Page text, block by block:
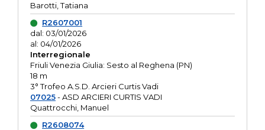
Barotti, Tatiana
R2607001
dal: 03/01/2026
al: 04/01/2026
Interregionale
Friuli Venezia Giulia: Sesto al Reghena (PN)
18 m
3° Trofeo A.S.D. Arcieri Curtis Vadi
07025- ASD ARCIERI CURTIS VADI
Quattrocchi, Manuel
R2608074